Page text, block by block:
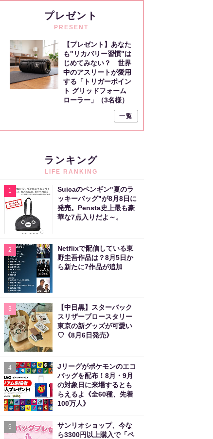
プレゼント
PRESENT
【プレゼント】あなた
も"リカバリー習慣"は
じめてみない？ 世界
中のアスリートが愛用
する「トリガーポイン
ト グリッドフォーム
ローラー」（3名様）
一覧
ランキング
LIFE RANKING
1
Suicaのペンギン"夏のラ
ッキーバッグ"が8月8日に
発売。Pensta史上最も豪
華な7点入りだよ～。
2
Netflixで配信している東
野圭吾作品は？8月5日か
ら新たに7作品が追加
3
【中目黒】スターバック
スリザーブロースタリー
東京の新グッズが可愛い
♡《8月6日発売》
4
Jリーグがポケモンのエコ
バッグを配布！8月・9月
の対象日に来場するとも
らえるよ《全60種、先着
100万人》
5
サンリオショップ、今な
ら3300円以上購入で「ペ